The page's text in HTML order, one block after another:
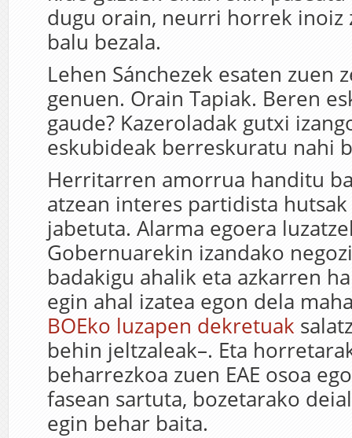
dugu orain, neurri horrek inoiz
balu bezala.
Lehen Sánchezek esaten zuen
genuen. Orain Tapiak. Beren
gaude? Kazeroladak gutxi
eskubideak berreskuratu nahi
Herritarren amorrua handitu
atzean interes partidista
jabetuta. Alarma egoera
Gobernuarekin izandako
badakigu ahalik eta azkarren
egin ahal izatea egon dela
BOEko luzapen dekretuak
behin jeltzaleak–. Eta
beharrezkoa zuen EAE osoa
fasean sartuta, bozetarako
egin behar baita.